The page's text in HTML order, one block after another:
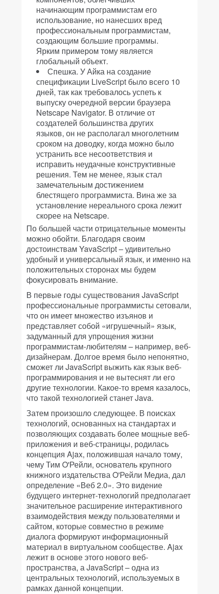
начинающим программистам его
использование, но нанесших вред
профессиональным программистам,
создающим большие программы.
Ярким примером тому является
глобальный объект.
Спешка. У Айка на создание
спецификации LiveScript было всего 10
дней, так как требовалось успеть к
выпуску очередной версии браузера
Netscape Navigator. В отличие от
создателей большинства других
языков, он не располагал многолетним
сроком на доводку, когда можно было
устранить все несоответствия и
исправить неудачные конструктивные
решения. Тем не менее, язык стал
замечательным достижением
блестящего программиста. Вина же за
установление нереального срока лежит
скорее на Netscape.
По большей части отрицательные моменты
можно обойти. Благодаря своим
достоинствам YavaScript – удивительно
удобный и универсальный язык, и именно на
положительных сторонах мы будем
фокусировать внимание.
В первые годы существования JavaScript
профессиональные программисты сетовали,
что он имеет множество изъянов и
представляет собой «игрушечный» язык,
задуманный для упрощения жизни
программистам-любителям – например, веб-
дизайнерам. Долгое время было непонятно,
сможет ли JavaScript выжить как язык веб-
программирования и не вытеснят ли его
другие технологии. Какое-то время казалось,
что такой технологией станет Java.
Затем произошло следующее. В поисках
технологий, основанных на стандартах и
позволяющих создавать более мощные веб-
приложения и веб-страницы, родилась
концепция Ajax, положившая начало тому,
чему Тим O'Рейли, основатель крупного
книжного издательства O'Рейли Медиа, дал
определение «Веб 2.0». Это видение
будущего интернет-технологий предполагает
значительное расширение интерактивного
взаимодействия между пользователями и
сайтом, которые совместно в режиме
диалога формируют информационный
материал в виртуальном сообществе. Ajax
лежит в основе этого нового веб-
пространства, а JavaScript – одна из
центральных технологий, используемых в
рамках данной концепции.